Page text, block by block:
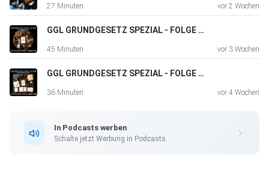
27 Minuten vor 2 Wochen
GGL GRUNDGESETZ SPEZIAL - FOLGE 009
45 Minuten vor 3 Wochen
GGL GRUNDGESETZ SPEZIAL - FOLGE 008
36 Minuten vor 4 Wochen
In Podcasts werben
Schalte jetzt Werbung in Podcasts.